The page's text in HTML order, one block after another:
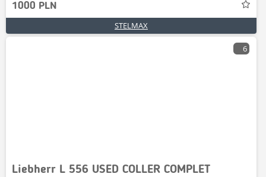
1000 PLN
STELMAX
6
Liebherr L 556 USED COLLER COMPLET